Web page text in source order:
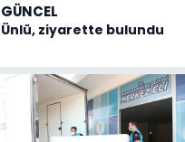
GÜNCEL
Ünlü, ziyarette bulundu